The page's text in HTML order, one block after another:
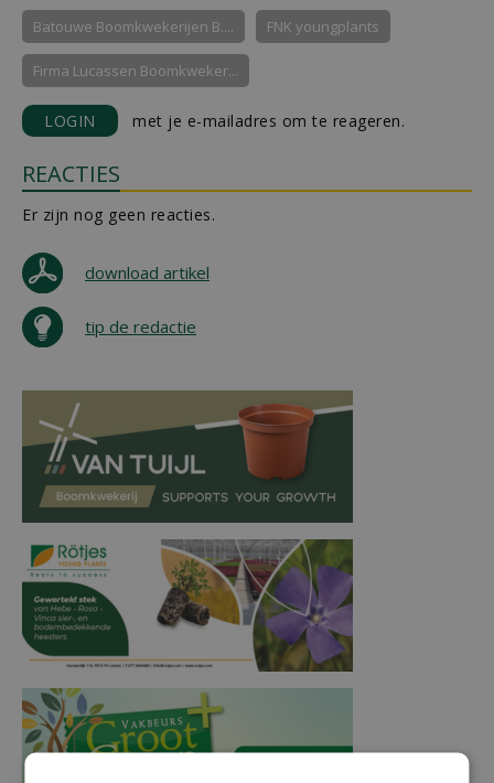
Batouwe Boomkwekerijen B.... FNK youngplants
Firma Lucassen Boomkweker...
LOGIN met je e-mailadres om te reageren.
REACTIES
Er zijn nog geen reacties.
download artikel
tip de redactie